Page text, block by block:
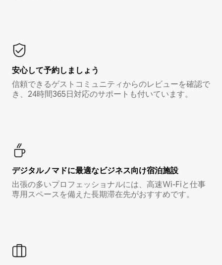
安心して予約しましょう
信頼できるゲストコミュニティからのレビューを確認で
き、24時間365日対応のサポートも付いています。
デジタルノマド⁠に最⁠適⁠なビ⁠ジ⁠ネ⁠ス⁠向⁠け宿⁠泊⁠施⁠設
出張の多いプロフェッショナルには、高速Wi-Fiと仕事
専用スペースを備えた長期滞在先がおすすめです。